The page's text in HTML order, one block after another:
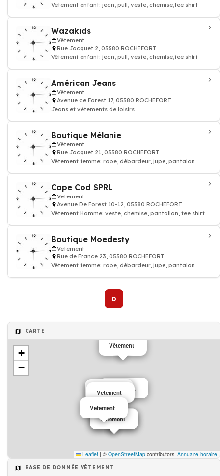
Vêtement enfant: jean, pull, veste, chemise,tee shirt
Wazakids
Vêtement
Rue Jacquet 2, 05580 ROCHEFORT
Vêtement enfant: jean, pull, veste, chemise,tee shirt
Américan Jeans
Vêtement
Avenue de Forest 17, 05580 ROCHEFORT
Jeans et vêtements de loisirs
Boutique Mélanie
Vêtement
Rue Jacquet 21, 05580 ROCHEFORT
Vêtement femme: robe, débardeur, jupe, pantalon
Cape Cod SPRL
Vêtement
Avenue De Forest 10-12, 05580 ROCHEFORT
Vêtement Homme: veste, chemise, pantallon, tee shirt
Boutique Moedesty
Vêtement
Rue de France 23, 05580 ROCHEFORT
Vêtement femme: robe, débardeur, jupe, pantalon
0
CARTE
Vêtement
Vêtement
Vêtement
Vêtement
Vêtement
Vêtement
Vêtement
+
−
Leaflet | © OpenStreetMap contributors, Annuaire-horaire
BASE DE DONNÉE VÊTEMENT